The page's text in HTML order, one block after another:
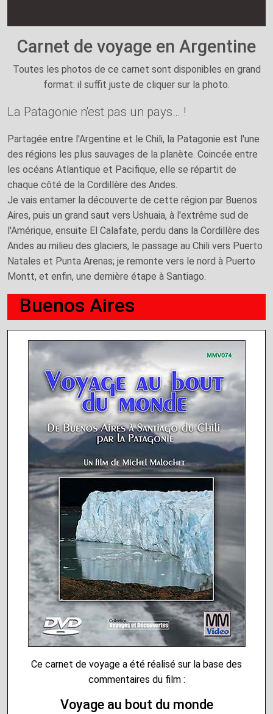
Carnet de voyage en Argentine
Toutes les photos de ce carnet sont disponibles en grand
format: il suffit juste de cliquer sur la photo.
La Patagonie n'est pas un pays… !
Partagée entre l'Argentine et le Chili, la Patagonie est l'une
des régions les plus sauvages de la planète. Coincée entre
les océans Atlantique et Pacifique, elle se répartit de
chaque côté de la Cordillère des Andes.
Je vais entamer la découverte de cette région par Buenos
Aires, puis un grand saut vers Ushuaia, à l'extrême sud de
l'Amérique, ensuite El Calafate, perdu dans la Cordillère des
Andes au milieu des glaciers, le passage au Chili vers Puerto
Natales et Punta Arenas; je remonte vers le nord à Puerto
Montt, et enfin, une dernière étape à Santiago.
Buenos Aires
Ce carnet de voyage a été réalisé sur la base des
commentaires du film :
Voyage au bout du monde